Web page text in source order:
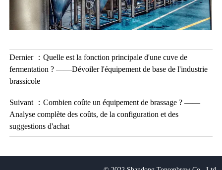
Dernier ： Quelle est la fonction principale d'une cuve de
fermentation ? ——Dévoiler l'équipement de base de l'industrie
brassicole
Suivant ： Combien coûte un équipement de brassage ? ——
Analyse complète des coûts, de la configuration et des
suggestions d'achat